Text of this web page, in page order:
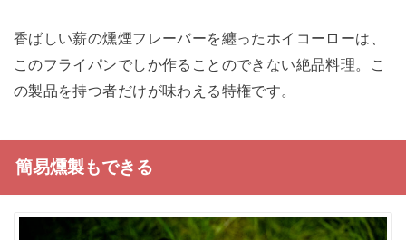
香ばしい薪の燻煙フレーバーを纏ったホイコーローは、
このフライパンでしか作ることのできない絶品料理。こ
の製品を持つ者だけが味わえる特権です。
簡易燻製もできる